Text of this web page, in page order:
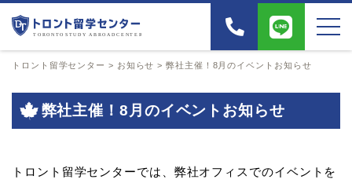
トロント留学センター > お知らせ >弊社主催！8月のイベントお知らせ
弊社主催！8月のイベントお知らせ
トロント留学センターでは、弊社オフィスでのイベントを